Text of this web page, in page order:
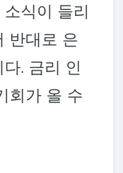
식이 들리
반대로 은
. 금리 인
회가 올 수